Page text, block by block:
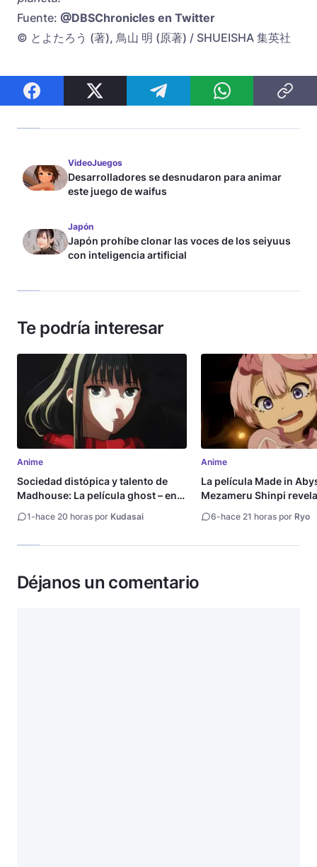
Fuente: @DBSChronicles en Twitter
© とよたろう (著), 鳥山 明 (原著) / SHUEISHA 集英社
VideoJuegos
Desarrolladores se desnudaron para animar
este juego de waifus
Japón
Japón prohíbe clonar las voces de los seiyuus
con inteligencia artificial
Te podría interesar
Anime
Sociedad distópica y talento de
Madhouse: La película ghost – end
1-hace 20 horas por Kudasai
Anime
La película Made in
Mezameru Shinpi
6-hace 21 horas por Ryo
Déjanos un comentario